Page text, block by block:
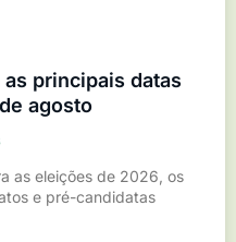
principais datas
agosto
as eleições de 2026, os
e pré-candidatas